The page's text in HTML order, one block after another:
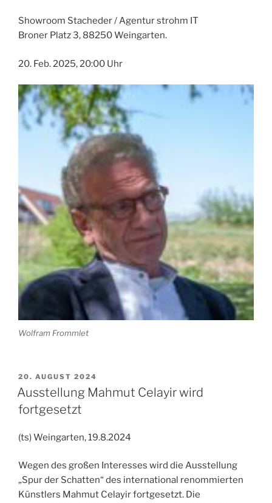
Showroom Stacheder / Agentur strohm IT
Broner Platz 3, 88250 Weingarten.
20. Feb. 2025, 20:00 Uhr
Wolfram Frommlet
VERÖFFENTLICHT
AM
20. AUGUST 2024
Ausstellung Mahmut Celayir wird
fortgesetzt
(ts) Weingarten, 19.8.2024
Wegen des großen Interesses wird die Ausstellung
„Spur der Schatten“ des international renommierten
Künstlers Mahmut Celayir fortgesetzt. Die